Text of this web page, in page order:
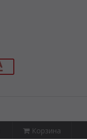
Корзина